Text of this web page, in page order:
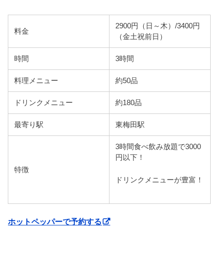
料金
2900円（日～木）/3400円
（金土祝前日）
時間 3時間
料理メニュー 約50品
ドリンクメニュー 約180品
最寄り駅 東梅田駅
特徴
3時間食べ飲み放題で3000
円以下！
ドリンクメニューが豊富！
ホットペッパーで予約する